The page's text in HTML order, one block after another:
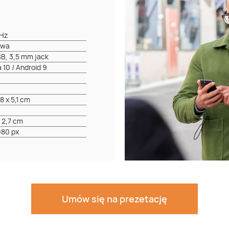
3,5 mm jack
10 / Android 9
x 5,1 cm
2,7 cm
px
Umów się na prezetację